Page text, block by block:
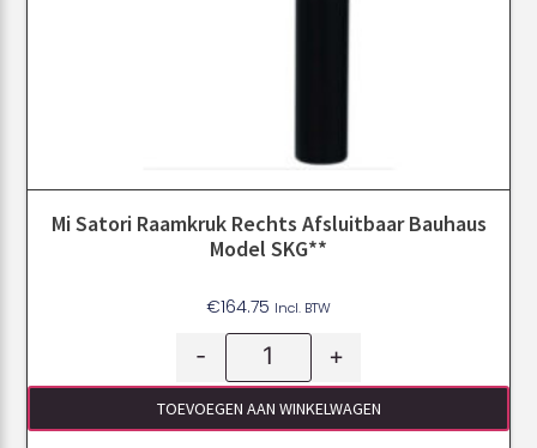
Mi Satori Raamkruk Rechts Afsluitbaar Bauhaus
Model SKG**
€164.75 Incl. BTW
- +
TOEVOEGEN AAN WINKELWAGEN